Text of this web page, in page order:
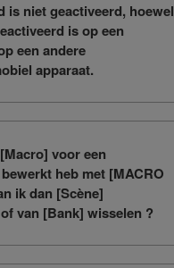
is niet geactiveerd, hoewel
is op een
een andere
apparaat.
voor een
heb met [MACRO
ik dan [Scène]
van [Bank] wisselen ?